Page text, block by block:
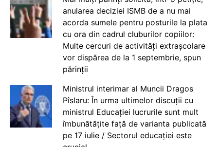
anularea deciziei ISMB de a nu mai
acorda sumele pentru posturile la plata
cu ora din cadrul cluburilor copiilor:
Multe cercuri de activități extrașcolare
vor dispărea de la 1 septembrie, spun
părinții
Ministrul interimar al Muncii Dragos
Pîslaru: În urma ultimelor discuții cu
ministrul Educației lucrurile sunt mult
îmbunătățite față de varianta publicată
pe 17 iulie / Sectorul educației este